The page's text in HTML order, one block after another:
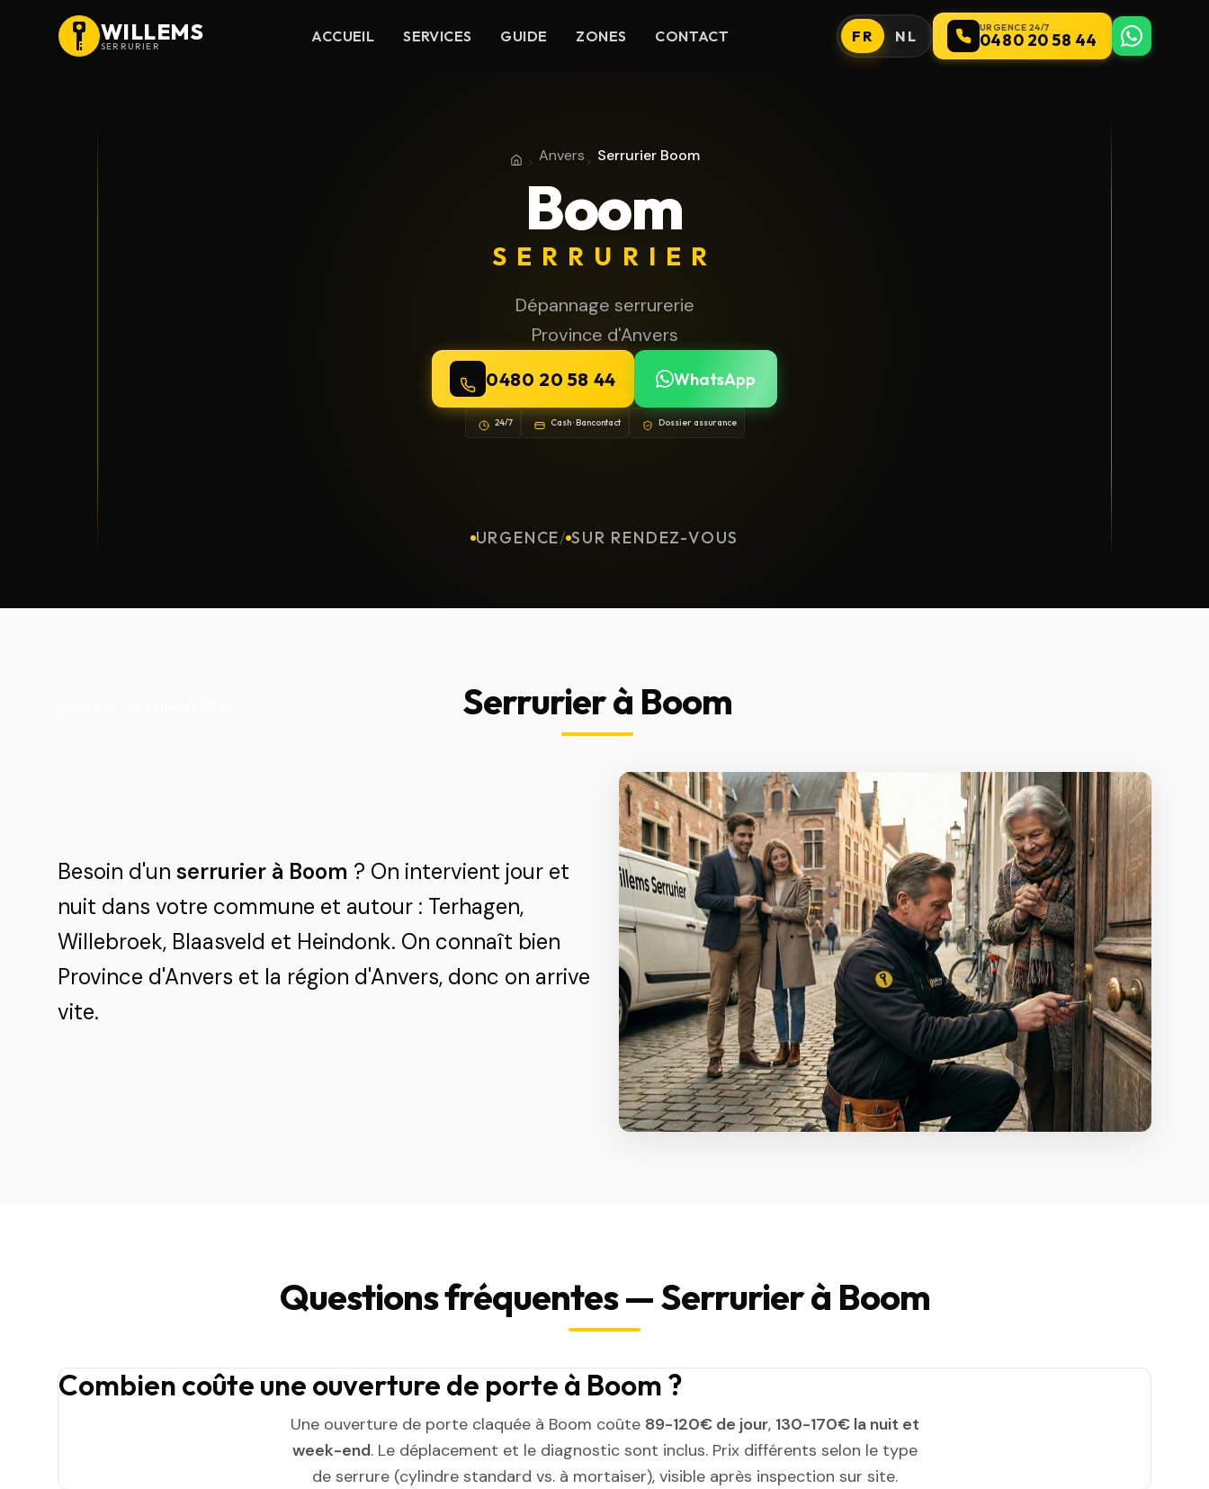
WILLEMS
SERRURIER
ACCUEIL SERVICES GUIDE ZONES CONTACT FR NL URGENCE 24/7
0480 20 58 44
AccueilProvince d'Anvers
Anvers Serrurier Boom
Boom
SERRURIER
Dépannage serrurerie
Province d'Anvers
0480 20 58 44 WhatsApp
24/7 Cash · Bancontact Dossier assurance
URGENCE/ SUR RENDEZ-VOUS
Serrurier à Boom
Besoin d'un serrurier à Boom ? On intervient jour et
nuit dans votre commune et autour : Terhagen,
Willebroek, Blaasveld et Heindonk. On connaît bien
Province d'Anvers et la région d'Anvers, donc on arrive
vite.
Questions fréquentes — Serrurier à Boom
Combien coûte une ouverture de porte à Boom ?
Une ouverture de porte claquée à Boom coûte 89-120€ de jour, 130-170€ la nuit et
week-end. Le déplacement et le diagnostic sont inclus. Prix différents selon le type
de serrure (cylindre standard vs. à mortaiser), visible après inspection sur site.